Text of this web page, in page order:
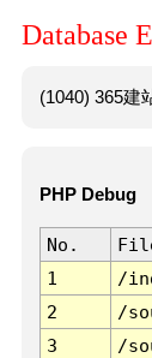
Database
(1040) 365建
PHP Debug
No.
1
/
2
/
3
/